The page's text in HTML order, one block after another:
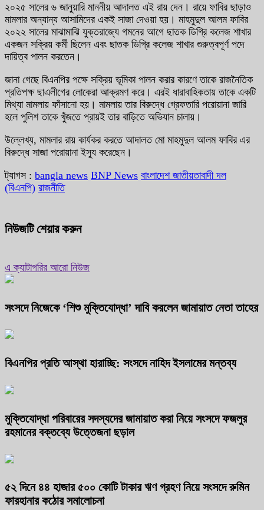
২০২৫ সালের ৬ জানুয়ারি মাননীয় আদালত এই রায় দেন। রায়ে ফাবির ছাড়াও
মামলার অন্যান্য আসামিদের একই সাজা দেওয়া হয়। মাহমুদুল আলম ফাবির
২০২২ সালের মাঝামাঝি যুক্তরাজ্যে গমনের আগে ছাতক ডিগ্রি কলেজ শাখার
একজন সক্রিয় কর্মী ছিলেন এবং ছাতক ডিগ্রি কলেজ শাখার গুরুত্বপূর্ণ পদে
দায়িত্ব পালন করতেন।
জানা গেছে বিএনপির পক্ষে সক্রিয় ভূমিকা পালন করার কারণে তাকে রাজনৈতিক
প্রতিপক্ষ ছাএলীগের লোকেরা আক্রমণ করে। এরই ধারাবাহিকতায় তাকে একটি
মিথ্যা মামলায় ফাঁসানো হয়। মামলায় তার বিরুদ্ধে গ্রেফতারি পরোয়ানা জারি
হলে পুলিশ তাকে খুঁজতে প্রায়ই তার বাড়িতে অভিযান চালায়।
উল্লেখ্য, মামলার রায় কার্যকর করতে আদালত মো মাহমুদুল আলম ফাবির এর
বিরুদ্ধে সাজা পরোয়ানা ইস্যু করেছেন।
ট্যাগস : bangla news BNP News বাংলাদেশ জাতীয়তাবাদী দল
(বিএনপি) রাজনীতি
নিউজটি শেয়ার করুন
এ ক্যাটাগরির আরো নিউজ
সংসদে নিজেকে ‘শিশু মুক্তিযোদ্ধা’ দাবি করলেন জামায়াত নেতা তাহের
বিএনপির প্রতি আস্থা হারাচ্ছি: সংসদে নাহিদ ইসলামের মন্তব্য
মুক্তিযোদ্ধা পরিবারের সদস্যদের জামায়াত করা নিয়ে সংসদে ফজলুর
রহমানের বক্তব্যে উত্তেজনা ছড়াল
৫২ দিনে ৪৪ হাজার ৫০০ কোটি টাকার ঋণ গ্রহণ নিয়ে সংসদে রুমিন
ফারহানার কঠোর সমালোচনা